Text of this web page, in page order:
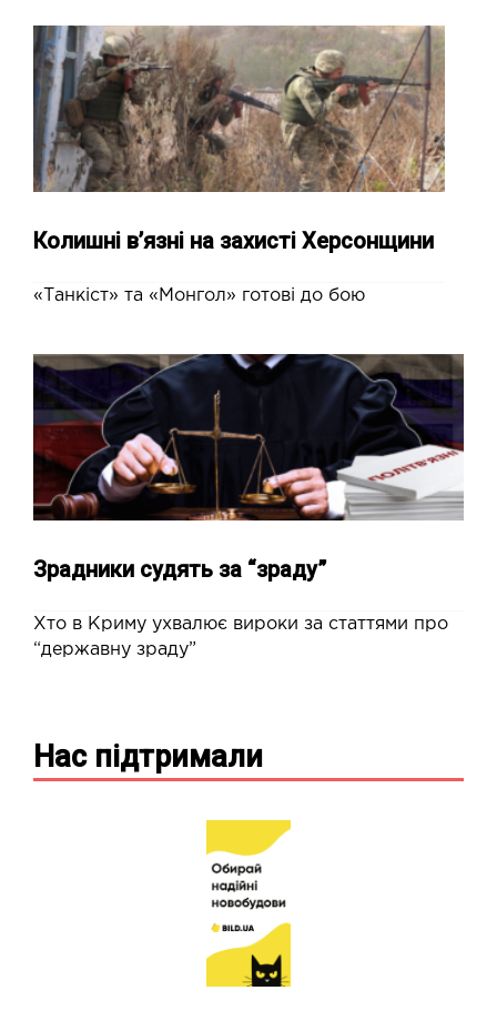
Колишні в’язні на захисті Херсонщини
«Танкіст» та «Монгол» готові до бою
Зрадники судять за “зраду”
Хто в Криму ухвалює вироки за статтями про
“державну зраду”
Нас підтримали